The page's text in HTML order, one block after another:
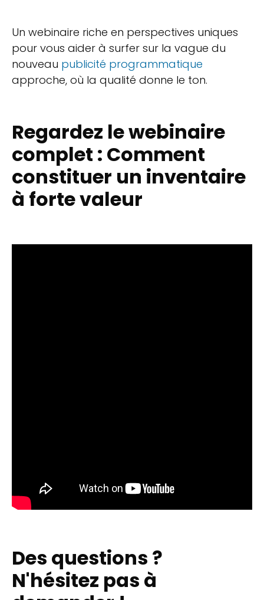
Un webinaire riche en perspectives uniques
pour vous aider à surfer sur la vague du
nouveau publicité programmatique
approche, où la qualité donne le ton.
Regardez le webinaire
complet : Comment
constituer un inventaire
à forte valeur
Des questions ?
N'hésitez pas à